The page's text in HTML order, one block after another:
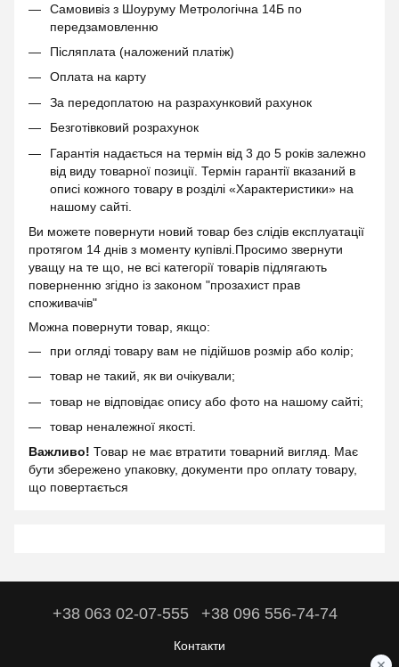
Самовивіз з Шоуруму Метрологічна 14Б по
передзамовленню
Післяплата (наложений платіж)
Оплата на карту
За передоплатою на разрахунковий рахунок
Безготівковий розрахунок
Гарантія надається на термін від 3 до 5 років залежно
від виду товарної позиції. Термін гарантії вказаний в
описі кожного товару в розділі «Характеристики» на
нашому сайті.
Ви можете повернути новий товар без слідів експлуатації
протягом 14 днів з моменту купівлі.Просимо звернути
уващу на те що, не всі категорії товарів підлягають
поверненню згідно із законом "прозахист прав
споживачів"
Можна повернути товар, якщо:
при огляді товару вам не підійшов розмір або колір;
товар не такий, як ви очікували;
товар не відповідає опису або фото на нашому сайті;
товар неналежної якості.
Важливо! Товар не має втратити товарний вигляд. Має
бути збережено упаковку, документи про оплату товару,
що повертається
+38 063 02-07-555 +38 096 556-74-74
Контакти